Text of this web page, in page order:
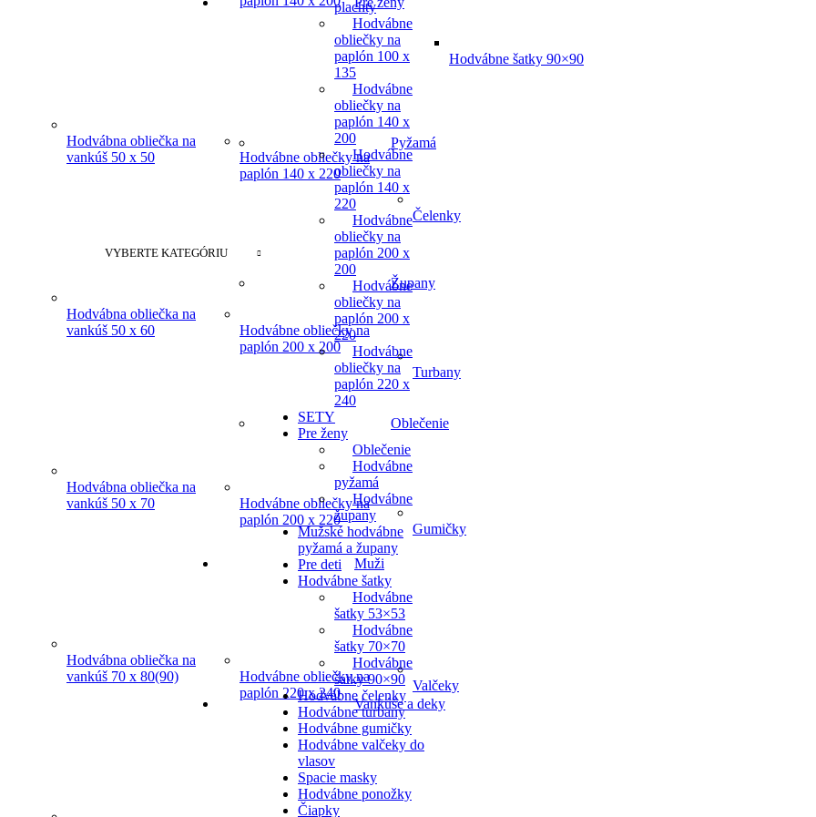
Pyžamá
Župany
Oblečenie
Muži
Vankúše a deky
VYBERTE KATEGÓRIU
plachty
Hodvábne
obliečky na
paplón 100 x
135
Hodvábne
obliečky na
paplón 140 x
200
Hodvábne
obliečky na
paplón 140 x
220
Hodvábne
obliečky na
paplón 200 x
200
Hodvábne
obliečky na
paplón 200 x
220
Hodvábne
obliečky na
paplón 220 x
240
SETY
Pre ženy
Oblečenie
Hodvábne
pyžamá
Hodvábne
župany
Mužské hodvábne
pyžamá a župany
Pre deti
Hodvábne šatky
Hodvábne
šatky 53×53
Hodvábne
šatky 70×70
Hodvábne
šatky 90×90
Hodvábne čelenky
Hodvábne turbany
Hodvábne gumičky
Hodvábne valčeky do
vlasov
Spacie masky
Hodvábne ponožky
Čiapky
Hodvábna obliečka na
vankúš 50 x 50
Hodvábna obliečka na
vankúš 50 x 60
Hodvábna obliečka na
vankúš 50 x 70
Hodvábna obliečka na
vankúš 70 x 80(90)
Hodvábne obliečky na
paplón 140 x 220
Hodvábne obliečky na
paplón 200 x 200
Hodvábne obliečky na
paplón 200 x 220
Hodvábne obliečky na
paplón 220 x 240
Hodvábne šatky 90×90
Čelenky
Turbany
Gumičky
Valčeky